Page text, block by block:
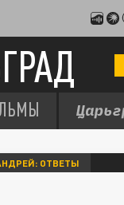
ОТВЕТЫ